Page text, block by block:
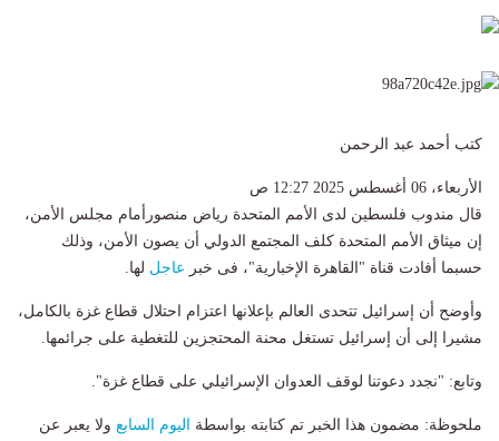
كتب أحمد عبد الرحمن
الأربعاء، 06 أغسطس 2025 12:27 ص
قال مندوب فلسطين لدى الأمم المتحدة رياض منصورأمام مجلس الأمن،
إن ميثاق الأمم المتحدة كلف المجتمع الدولي أن يصون الأمن، وذلك
حسبما أفادت قناة "القاهرة الإخبارية"، فى خبر عاجل لها.
وأوضح أن إسرائيل تتحدى العالم بإعلانها اعتزام احتلال قطاع غزة بالكامل،
مشيرا إلى أن إسرائيل تستغل محنة المحتجزين للتغطية على جرائمها.
وتابع: "نجدد دعوتنا لوقف العدوان الإسرائيلي على قطاع غزة".
ملحوظة: مضمون هذا الخبر تم كتابته بواسطة اليوم السابع ولا يعبر عن